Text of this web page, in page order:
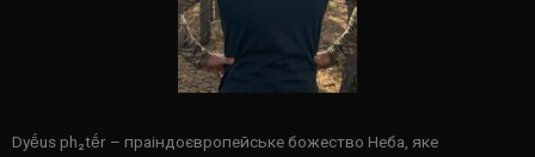
Dyḗus ph₂tḗr – праіндоєвропейське божество Неба, яке